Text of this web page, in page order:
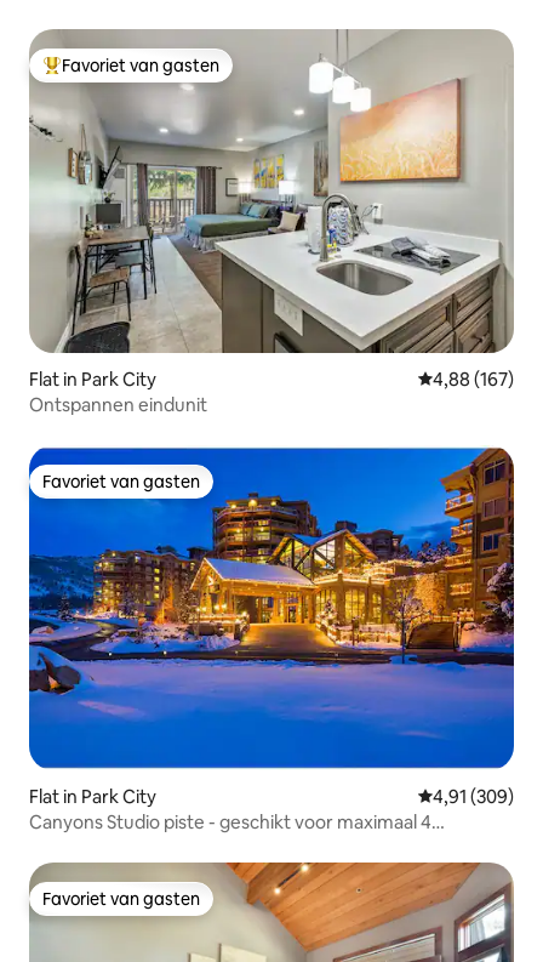
Topfavoriet van gasten
Favoriet van gasten
Flat in Park City Gemiddelde
4,88 (167)
Ontspannen eindunit
Favoriet van gasten
Favoriet van gasten
Flat in Park City Gemiddelde
4,91 (309)
Canyons Studio piste - geschikt voor maximaal 4
Favoriet van gasten
Favoriet van gasten